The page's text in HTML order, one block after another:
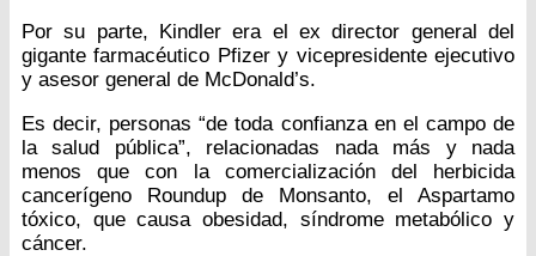
Por su parte, Kindler era el ex director general del
gigante farmacéutico Pfizer y vicepresidente ejecutivo
y asesor general de McDonald’s.
Es decir, personas “de toda confianza en el campo de
la salud pública”, relacionadas nada más y nada
menos que con la comercialización del herbicida
cancerígeno Roundup de Monsanto, el Aspartamo
tóxico, que causa obesidad, síndrome metabólico y
cáncer.